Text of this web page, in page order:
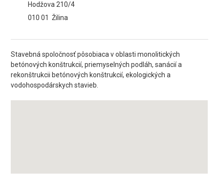
Hodžova 210/4
010 01 Žilina
Stavebná spoločnosť pôsobiaca v oblasti monolitických
betónových konštrukcií, priemyselných podláh, sanácií a
rekonštrukcii betónových konštrukcií, ekologických a
vodohospodárskych stavieb.